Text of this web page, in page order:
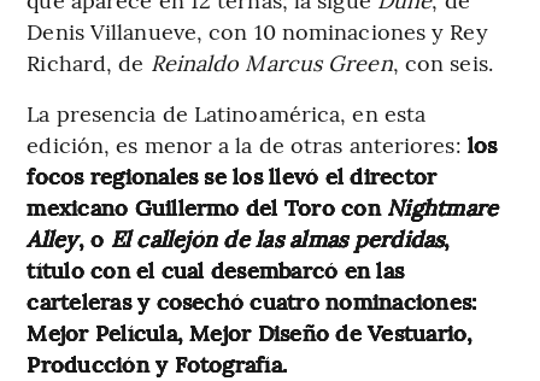
Denis Villanueve, con 10 nominaciones y Rey
Richard, de Reinaldo Marcus Green, con seis.
La presencia de Latinoamérica, en esta
edición, es menor a la de otras anteriores: los
focos regionales se los llevó el director
mexicano Guillermo del Toro con Nightmare
Alley, o El callejón de las almas perdidas,
título con el cual desembarcó en las
carteleras y cosechó cuatro nominaciones:
Mejor Película, Mejor Diseño de Vestuario,
Producción y Fotografía.